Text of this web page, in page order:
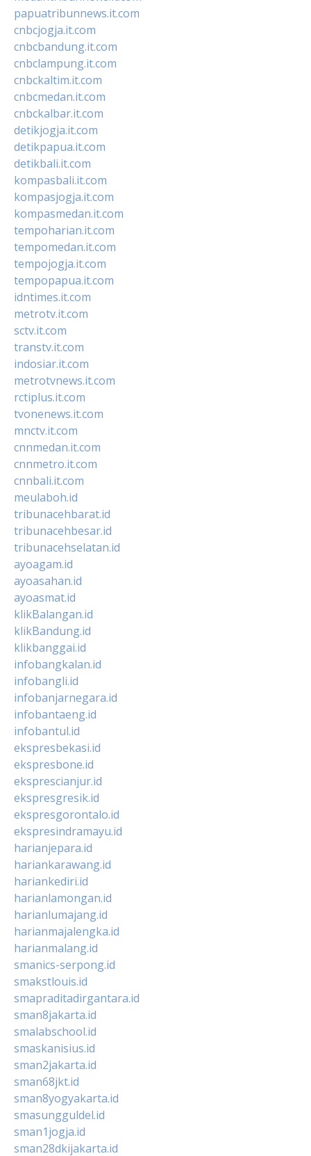
papuatribunnews.it.com
cnbcjogja.it.com
cnbcbandung.it.com
cnbclampung.it.com
cnbckaltim.it.com
cnbcmedan.it.com
cnbckalbar.it.com
detikjogja.it.com
detikpapua.it.com
detikbali.it.com
kompasbali.it.com
kompasjogja.it.com
kompasmedan.it.com
tempoharian.it.com
tempomedan.it.com
tempojogja.it.com
tempopapua.it.com
idntimes.it.com
metrotv.it.com
sctv.it.com
transtv.it.com
indosiar.it.com
metrotvnews.it.com
rctiplus.it.com
tvonenews.it.com
mnctv.it.com
cnnmedan.it.com
cnnmetro.it.com
cnnbali.it.com
meulaboh.id
tribunacehbarat.id
tribunacehbesar.id
tribunacehselatan.id
ayoagam.id
ayoasahan.id
ayoasmat.id
klikBalangan.id
klikBandung.id
klikbanggai.id
infobangkalan.id
infobangli.id
infobanjarnegara.id
infobantaeng.id
infobantul.id
ekspresbekasi.id
ekspresbone.id
eksprescianjur.id
ekspresgresik.id
ekspresgorontalo.id
ekspresindramayu.id
harianjepara.id
hariankarawang.id
hariankediri.id
harianlamongan.id
harianlumajang.id
harianmajalengka.id
harianmalang.id
smanics-serpong.id
smakstlouis.id
smapraditadirgantara.id
sman8jakarta.id
smalabschool.id
smaskanisius.id
sman2jakarta.id
sman68jkt.id
sman8yogyakarta.id
smasungguldel.id
sman1jogja.id
sman28dkijakarta.id